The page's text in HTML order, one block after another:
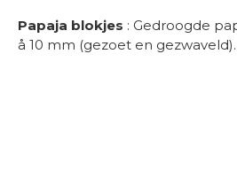
Papaja blokjes : Gedroogde
å 10 mm (gezoet en gezwaveld).